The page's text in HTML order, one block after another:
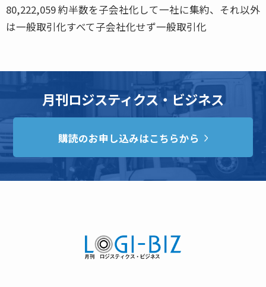
80,222,059 約半数を子会社化して一社に集約、それ以外
は一般取引化すべて子会社化せず一般取引化
月刊ロジスティクス・ビジネス
購読のお申し込みはこちらから